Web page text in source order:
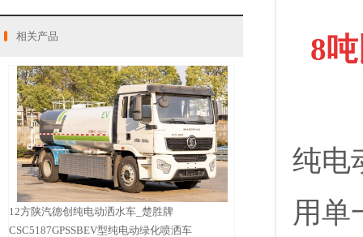
相关产品
12方陕汽德创纯电动洒水车_楚胜牌
CSC5187GPSSBEV型纯电动绿化喷洒车
8
纯电
用单